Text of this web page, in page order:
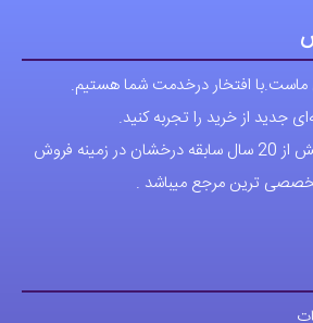
باشد.
گزینه
ممکن
محصول
ماست.با افتخار درخدمت شما هستیم.
جدید از خرید را تجربه کنید.
فروشگاه اقای خاص با بیش از 20 سال سابقه درخشان در زمینه فروش